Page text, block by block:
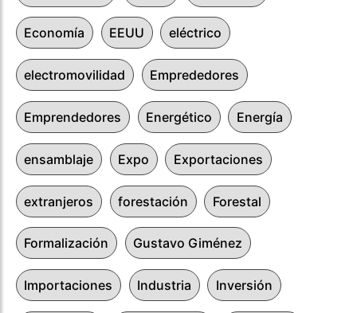
Economía EEUU eléctrico
electromovilidad Emprededores
Emprendedores Energético Energía
ensamblaje Expo Exportaciones
extranjeros forestación Forestal
Formalización Gustavo Giménez
Importaciones Industria Inversión